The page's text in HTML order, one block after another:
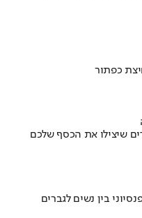
כפתור
שיצילו את הכסף שלכם
בין נשים לגברים